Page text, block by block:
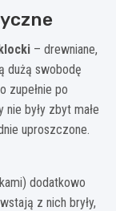
– drewniane,
dużą swobodę
zupełnie po
były zbyt małe
uproszczone.
dodatkowo
z nich bryły,